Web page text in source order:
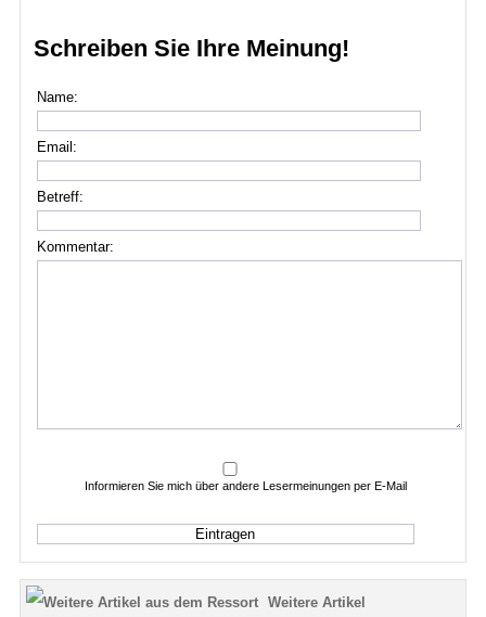
Schreiben Sie Ihre Meinung!
Name:
Email:
Betreff:
Kommentar:
Informieren Sie mich über andere Lesermeinungen per E-Mail
Weitere Artikel